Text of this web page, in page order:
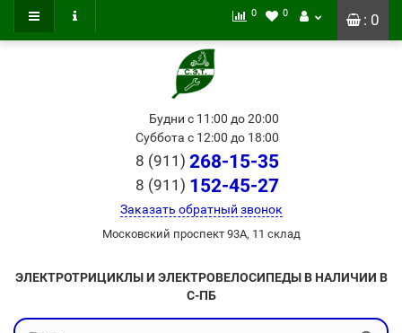
: 0
0 0
Будни с 11:00 до 20:00
Суббота с 12:00 до 18:00
8 (911) 268-15-35
8 (911) 152-45-27
Заказать обратный звонок
Московский проспект 93А, 11 склад
ЭЛЕКТРОТРИЦИКЛЫ И ЭЛЕКТРОВЕЛОСИПЕДЫ В НАЛИЧИИ В
С-ПБ